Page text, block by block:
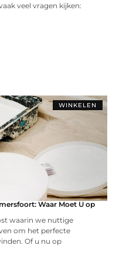
veel vragen kijken:
WINKELEN
Waar Moet U op
waarin we nuttige
om het perfecte
Of u nu op